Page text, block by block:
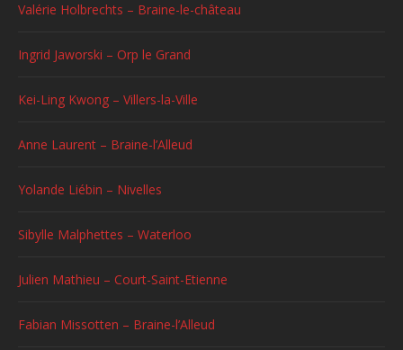
Valérie Holbrechts – Braine-le-château
Ingrid Jaworski – Orp le Grand
Kei-Ling Kwong – Villers-la-Ville
Anne Laurent – Braine-l’Alleud
Yolande Liébin – Nivelles
Sibylle Malphettes – Waterloo
Julien Mathieu – Court-Saint-Etienne
Fabian Missotten – Braine-l’Alleud